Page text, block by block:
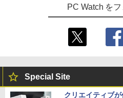
PC Watch を
Special Site
クリエイティブ